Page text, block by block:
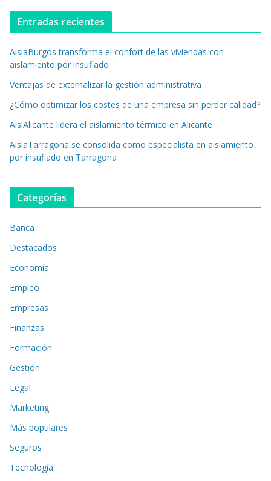
Entradas recientes
AislaBurgos transforma el confort de las viviendas con
aislamiento por insuflado
Ventajas de externalizar la gestión administrativa
¿Cómo optimizar los costes de una empresa sin perder calidad?
AislAlicante lidera el aislamiento térmico en Alicante
AislaTarragona se consolida como especialista en aislamiento
por insuflado en Tarragona
Categorías
Banca
Destacados
Economía
Empleo
Empresas
Finanzas
Formación
Gestión
Legal
Marketing
Más populares
Seguros
Tecnología